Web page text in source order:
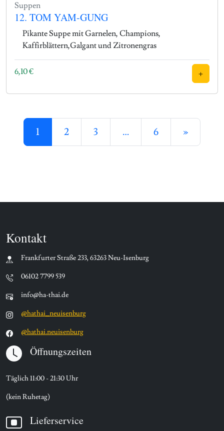
Suppen
12. TOM YAM-GUNG
Pikante Suppe mit Garnelen, Champions,
Kaffirblättern,Galgant und Zitronengras
6,10€ +
Posts navigation
1 2 3 … 6 »
Kontakt
Frankfurter Straße 233, 63263 Neu-Isenburg
06102 7799 539
info@ha-thai.de
@hathai_neuisenburg
@hathai.neuisenburg
Öffnungszeiten
Täglich 11:00 - 21:30 Uhr
(kein Ruhetag)
Lieferservice